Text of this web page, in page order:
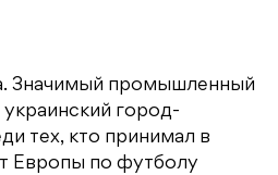
Значимый промышленный
город-
тех, кто принимал в
Европы по футболу